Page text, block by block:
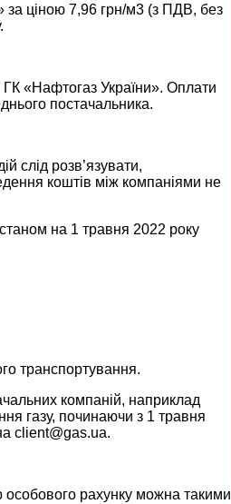
за ціною 7,96 грн/м3 (з ПДВ, без
ГК «Нафтогаз України». Оплати
постачальника.
слід розв’язувати,
коштів між компаніями не
на 1 травня 2022 року
транспортування.
компаній, наприклад
газу, починаючи з 1 травня
client@gas.ua.
особового рахунку можна такими